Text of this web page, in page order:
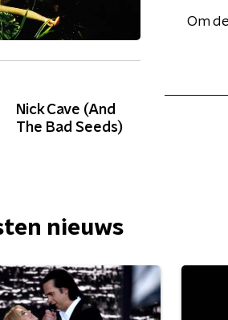
Nick Cave (And
The Bad Seeds)
Om
nieuws